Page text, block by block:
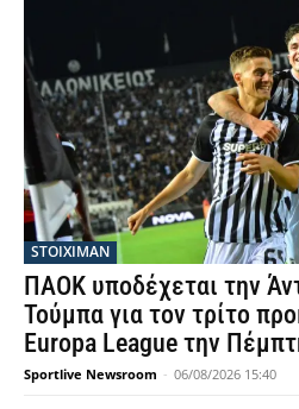
STOIXIMAN
ΠΑΟΚ υποδέχεται την
Τούμπα για τον τρίτο
Europa League την
Sportlive Newsroom - 06/08/2026 15:40